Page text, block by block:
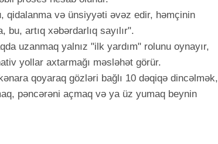
qidalanma və ünsiyyəti əvəz edir, həmçinin
bu, artıq xəbərdarlıq sayılır".
uzanmaq yalnız "ilk yardım" rolunu oynayır,
yollar axtarmağı məsləhət görür.
qoyaraq gözləri bağlı 10 dəqiqə dincəlmək,
pəncərəni açmaq və ya üz yumaq beynin